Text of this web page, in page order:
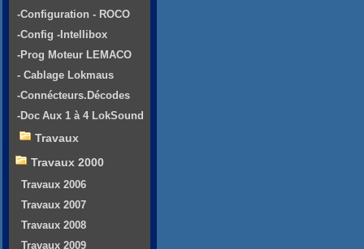
-Configuration - ROCO
-Config -Intellibox
-Prog Moteur LEMACO
- Cablage Lokmaus
-Connécteurs.Décodes
-Doc Aux 1 à 4 LokSound
Travaux
Travaux 2000
Travaux 2006
Travaux 2007
Travaux 2008
Travaux 2009